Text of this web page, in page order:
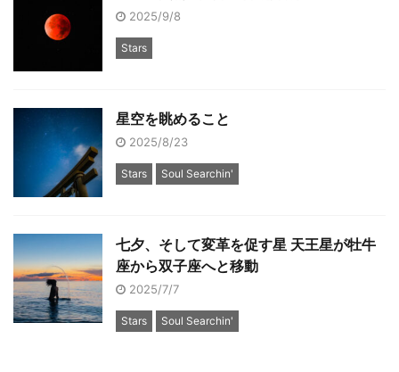
2025/9/8
Stars
星空を眺めること
2025/8/23
Stars Soul Searchin'
七夕、そして変革を促す星 天王星が牡牛
座から双子座へと移動
2025/7/7
Stars Soul Searchin'